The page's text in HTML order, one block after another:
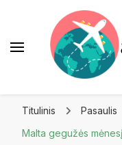
Titulinis Pasaulis
Malta gegužės